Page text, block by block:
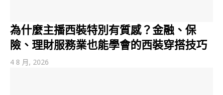
為什麼主播西裝特別有質感？金融、保
險、理財服務業也能學會的西裝穿搭技巧
4 8 月, 2026